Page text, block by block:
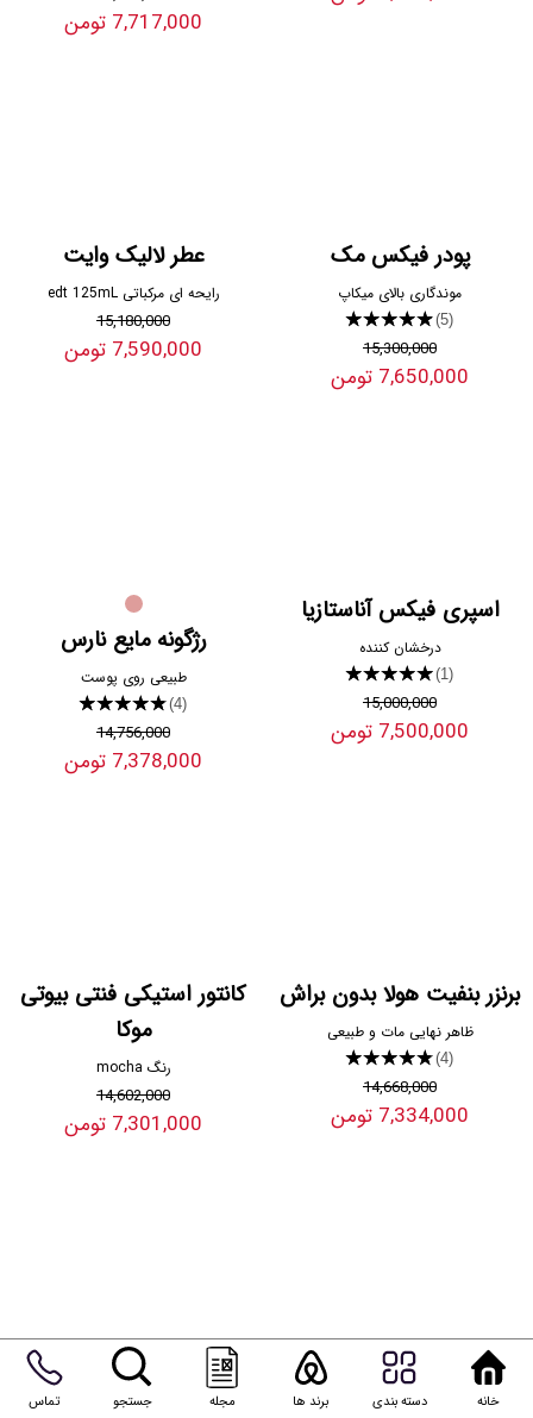
7,717,000 تومن
پودر فیکس مک
موندگاری بالای میکاپ
★★★★★(5)
15,300,000
7,650,000 تومن
عطر لالیک وایت
رایحه ای مرکباتی edt 125mL
15,180,000
7,590,000 تومن
اسپری فیکس آناستازیا
درخشان کننده
★★★★★(1)
15,000,000
7,500,000 تومن
رژگونه مایع نارس
طبیعی روی پوست
★★★★★(4)
14,756,000
7,378,000 تومن
برنزر بنفیت هولا بدون براش
ظاهر نهایی مات و طبیعی
★★★★★(4)
14,668,000
7,334,000 تومن
کانتور استیکی فنتی بیوتی
موکا
رنگ mocha
14,602,000
7,301,000 تومن
ژل دور چشم کلینیک
آبرسانی به شدت عمیق پوست
اسفنج بیوتی بلندر
بسیار نرم و لطیف خانه دسته بندی برند ها مجله جستجو تماس